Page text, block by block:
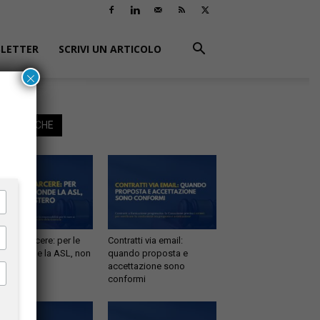
SCRIVI UN ARTICOLO
ANCHE
in carcere: per le
risponde la ASL, non
Contratti via email:
quando proposta e
accettazione sono
conformi
×